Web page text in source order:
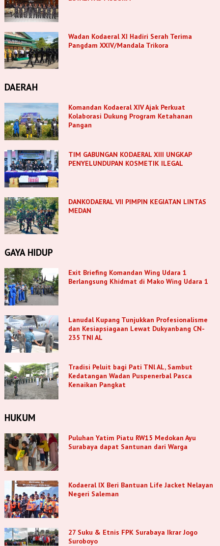
Wadan Kodaeral XI Hadiri Serah Terima
Pangdam XXIV/Mandala Trikora
DAERAH
Komandan Kodaeral XIV Ajak Perkuat
Kolaborasi Dukung Program Ketahanan
Pangan
TIM GABUNGAN KODAERAL XIII UNGKAP
PENYELUNDUPAN KOSMETIK ILEGAL
DANKODAERAL VII PIMPIN KEGIATAN LINTAS
MEDAN
GAYA HIDUP
Exit Briefing Komandan Wing Udara 1
Berlangsung Khidmat di Mako Wing Udara 1
Lanudal Kupang Tunjukkan Profesionalisme
dan Kesiapsiagaan Lewat Dukyanbang CN-
235 TNI AL
Tradisi Peluit bagi Pati TNl AL, Sambut
Kedatangan Wadan Puspenerbal Pasca
Kenaikan Pangkat
HUKUM
Puluhan Yatim Piatu RW15 Medokan Ayu
Surabaya dapat Santunan dari Warga
Kodaeral IX Beri Bantuan Life Jacket Nelayan
Negeri Saleman
27 Suku & Etnis FPK Surabaya Ikrar Jogo
Suroboyo